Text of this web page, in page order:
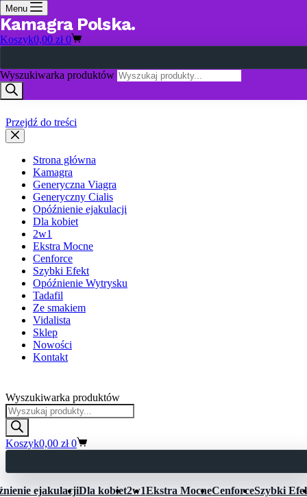
Przejdź do treści
Strona główna
Kamagra
Generyczna Viagra
Generyczny Cialis
Opóźnienie ejakulacji
Dla kobiet
2w1
Ekstra Mocne
Cenforce
Szybki Efekt
Opóźnienie Wytrysku
Tadafil
Ze smakiem
Vidalista
Sklep
Nowości
Kontakt
Wyszukiwarka produktów
Koszyk0,00 zł 0
ejakulacjiDla kobiet2w1Ekstra MocneCenforceSzybki
Menu
Kamagra Polska
Koszyk0,00 zł 0
Wyszukiwarka produktów